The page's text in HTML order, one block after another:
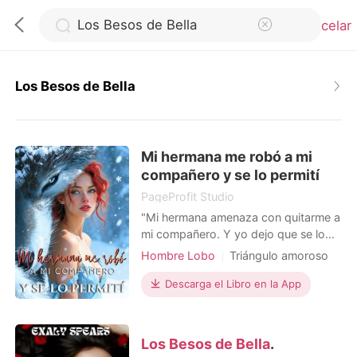
Cancelar
Recargar
Historia
Salir
Los Besos de Bella
Mi hermana me robó a mi
compañero y se lo permití
PageProfit Studio
"Mi hermana amenaza con quitarme a
mi compañero. Y yo dejo que se lo
quede." Nacida sin lobo, Seraphina es
que una noche de borrachera la deja
embarazada y casada con Kieran, el
no fue un cuento de hadas. Durante
Hombre Lobo
Triángulo amoroso
CEO
Alfa Urbano
Descarga el Libro en la App
Los Besos de Bella.